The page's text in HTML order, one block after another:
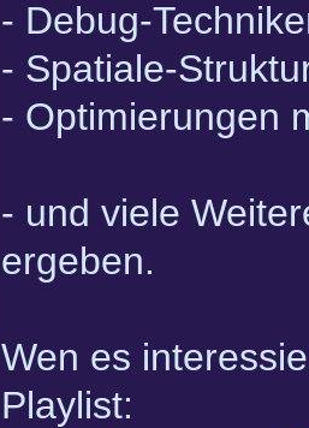
- Debug-
- Spatiale-
- Optimierungen
- und viele
ergeben.
Wen es
Playlist: